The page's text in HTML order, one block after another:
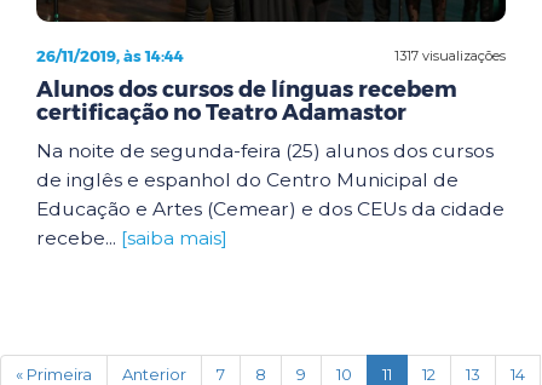
1317 visualizações
26/11/2019, às 14:44
Alunos dos cursos de línguas recebem
certificação no Teatro Adamastor
Na noite de segunda-feira (25) alunos dos cursos
de inglês e espanhol do Centro Municipal de
Educação e Artes (Cemear) e dos CEUs da cidade
recebe... [saiba mais]
« Primeira Anterior 7 8 9 10 11 (current)
12 13
14